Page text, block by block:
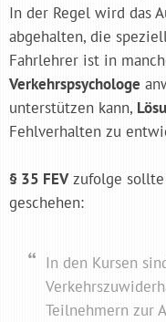
In der Regel wird das
abgehalten, die
Fahrlehrer ist in
Verkehrspsychologe
unterstützen kann,
Fehlverhalten zu
§ 35 FEVzufolge sollte
geschehen:
In den Kursen
Teilnehmern zur